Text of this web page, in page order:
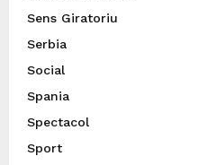
Sens Giratoriu
Serbia
Social
Spania
Spectacol
Sport